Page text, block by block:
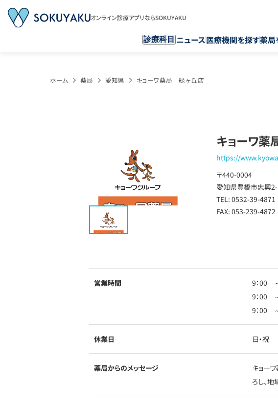
オンライン診療アプリならSOKUYAKU
診療科目 ニュース医療機関を探す薬局
ホーム 薬局 愛知県 キョーワ薬局 緑ヶ丘店
キョーワ
https://
〒440-0004
愛知県豊橋市忠興
TEL: 0532-39-4871
FAX: 053-239-4872
営業時間
9：00
9：00
9：00
休業日 日・祝
薬局からのメッセージ
キョー
ろし、